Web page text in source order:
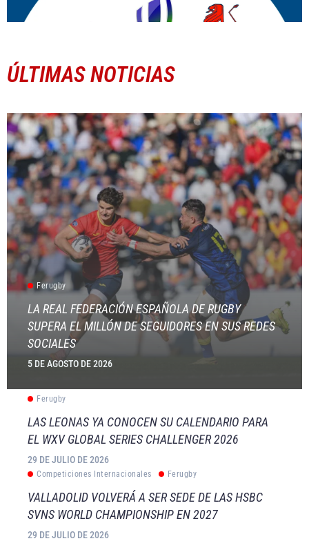
ÚLTIMAS NOTICIAS
Ferugby
LA REAL FEDERACIÓN ESPAÑOLA DE RUGBY
SUPERA EL MILLÓN DE SEGUIDORES EN SUS REDES
SOCIALES
5 DE AGOSTO DE 2026
Ferugby
LAS LEONAS YA CONOCEN SU CALENDARIO PARA
EL WXV GLOBAL SERIES CHALLENGER 2026
29 DE JULIO DE 2026
Competiciones Internacionales Ferugby
VALLADOLID VOLVERÁ A SER SEDE DE LAS HSBC
SVNS WORLD CHAMPIONSHIP EN 2027
29 DE JULIO DE 2026